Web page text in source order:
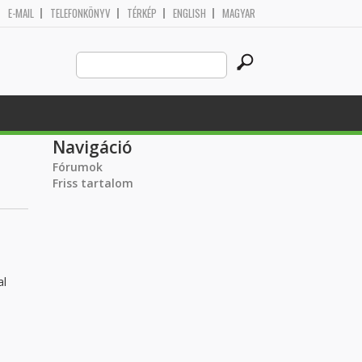
E-MAIL TELEFONKÖNYV TÉRKÉP ENGLISH MAGYAR
Search
this
site
Navigáció
Fórumok
Friss tartalom